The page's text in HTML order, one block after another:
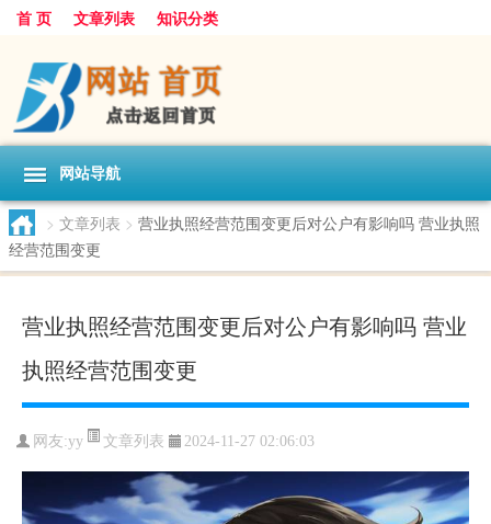
首 页 文章列表 知识分类
网站导航
> 文章列表 > 营业执照经营范围变更后对公户有影响吗 营业执照
经营范围变更
营业执照经营范围变更后对公户有影响吗 营业
执照经营范围变更
网友:yy 文章列表 2024-11-27 02:06:03